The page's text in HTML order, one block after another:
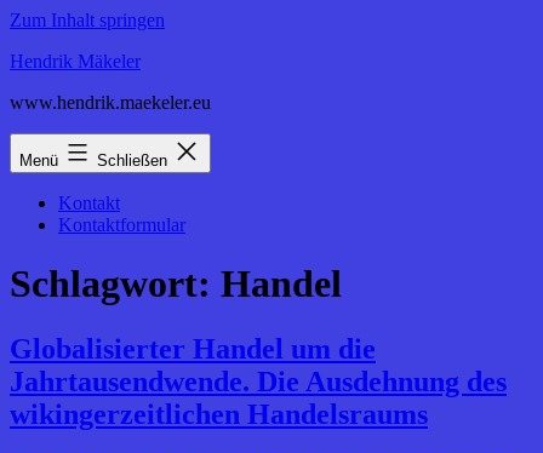
Zum Inhalt springen
Hendrik Mäkeler
www.hendrik.maekeler.eu
Menü Schließen
Kontakt
Kontaktformular
Schlagwort: Handel
Globalisierter Handel um die
Jahrtausendwende. Die Ausdehnung des
wikingerzeitlichen Handelsraums